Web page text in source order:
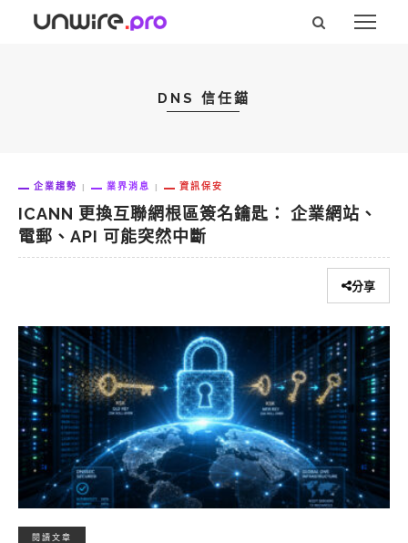
DNS 信任錨
企業趨勢 業界消息 資訊保安
ICANN 更換互聯網根區簽名鑰匙： 企業網站、
電郵、API 可能突然中斷
分享
閱讀文章